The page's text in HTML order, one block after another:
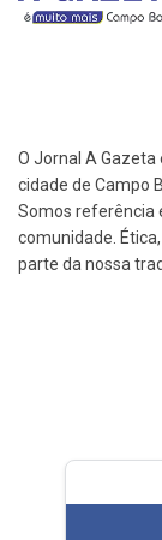
O Jornal A
cidade de Campo
Somos referência
comunidade.
parte da nossa